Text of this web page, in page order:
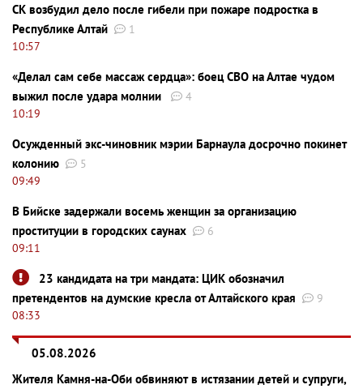
СК возбудил дело после гибели при пожаре подростка в
Республике Алтай
1
10:57
«Делал сам себе массаж сердца»: боец СВО на Алтае чудом
выжил после удара молнии
4
10:19
Осужденный экс-чиновник мэрии Барнаула досрочно покинет
колонию
5
09:49
В Бийске задержали восемь женщин за организацию
проституции в городских саунах
6
09:11
23 кандидата на три мандата: ЦИК обозначил
претендентов на думские кресла от Алтайского края
9
08:33
05.08.2026
Жителя Камня-на-Оби обвиняют в истязании детей и супруги,